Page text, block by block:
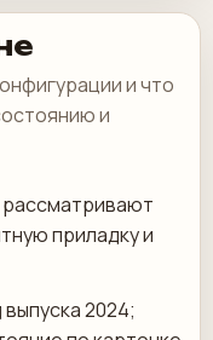
и что
и
приладку и
2024;